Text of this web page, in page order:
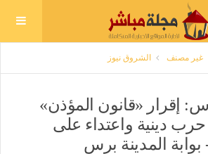
غير مصنف الشروق نيوز
إقرار «قانون المؤذن»
حرب دينية واعتداء على
بوابة المدينة برس